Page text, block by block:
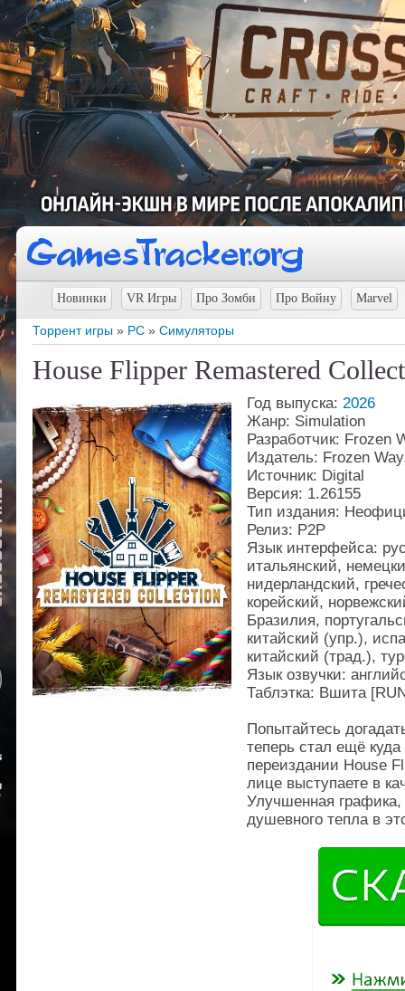
Новинки VR Игры Про Зомби Про Войну Marvel
Торрент игры » PC » Симуляторы
House Flipper Remastered
Год выпуска: 2026
Жанр: Simulation
Разработчик: Frozen
Издатель: Frozen
Источник: Digital
Версия: 1.26155
Тип издания:
Релиз: P2P
Язык интерфейса:
итальянский,
нидерландский,
корейский,
Бразилия,
китайский (упр.),
китайский (трад.),
Язык озвучки:
Таблэтка: Вшита
Попытайтесь
теперь стал ещё
переиздании House
лице выступаете в
Улучшенная графика,
душевного тепла в